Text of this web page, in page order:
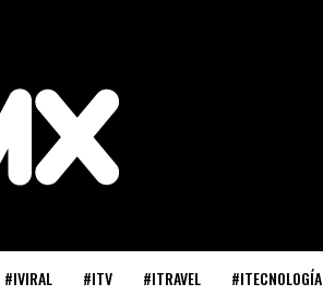
#IVIRAL #ITV #ITRAVEL #ITECNOLOGÍA